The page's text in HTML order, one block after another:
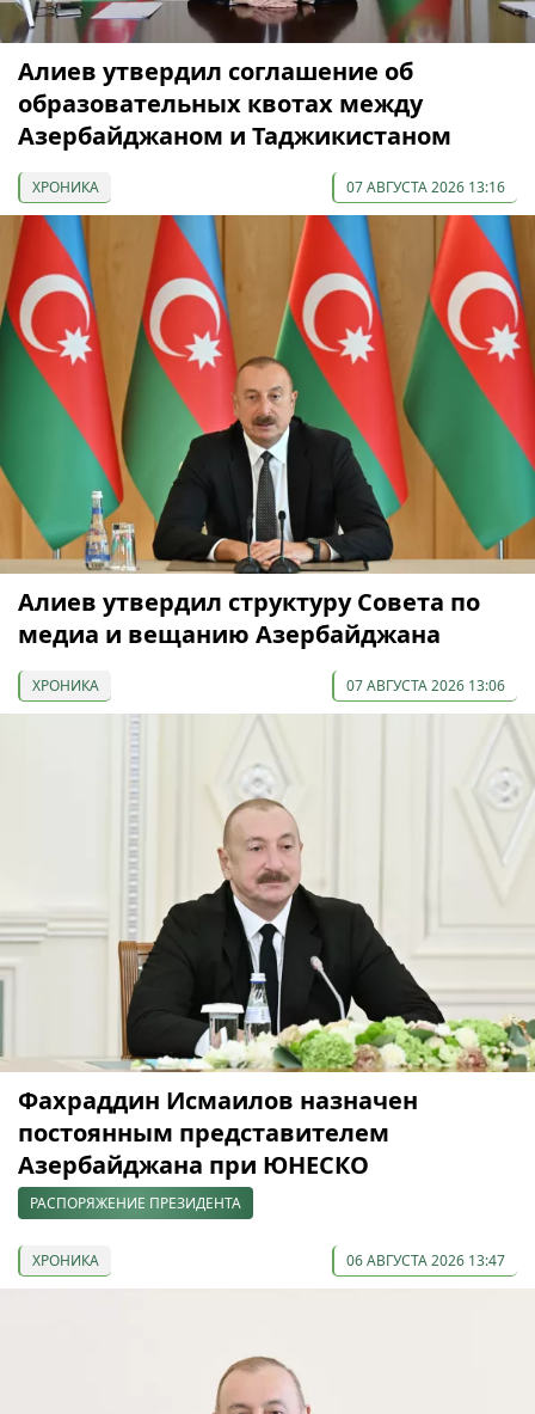
Алиев утвердил соглашение об
образовательных квотах между
Азербайджаном и Таджикистаном
ХРОНИКА 07 АВГУСТА 2026 13:16
Алиев утвердил структуру Совета по
медиа и вещанию Азербайджана
ХРОНИКА 07 АВГУСТА 2026 13:06
Фахраддин Исмаилов назначен
постоянным представителем
Азербайджана при ЮНЕСКО
РАСПОРЯЖЕНИЕ ПРЕЗИДЕНТА
ХРОНИКА 06 АВГУСТА 2026 13:47